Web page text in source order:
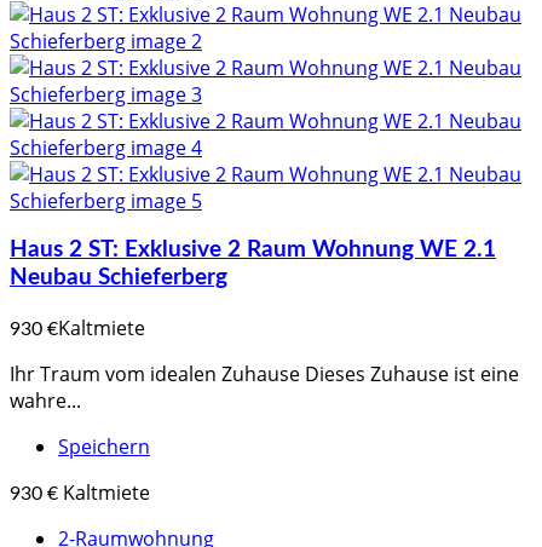
Haus 2 ST: Exklusive 2 Raum Wohnung WE 2.1
Neubau Schieferberg
930 €Kaltmiete
Ihr Traum vom idealen Zuhause Dieses Zuhause ist eine
wahre...
Speichern
930 € Kaltmiete
2-Raumwohnung